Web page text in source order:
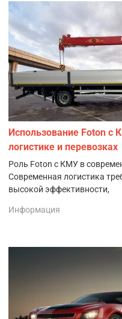
Использование Foton с
логистике и перевозках
Роль Foton с КМУ в
Современная логистика
высокой эффективности,
Информация